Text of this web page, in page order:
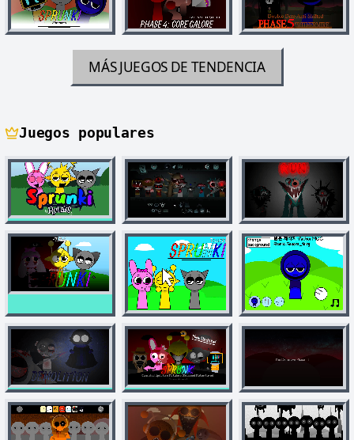
MÁS JUEGOS DE TENDENCIA
Juegos populares